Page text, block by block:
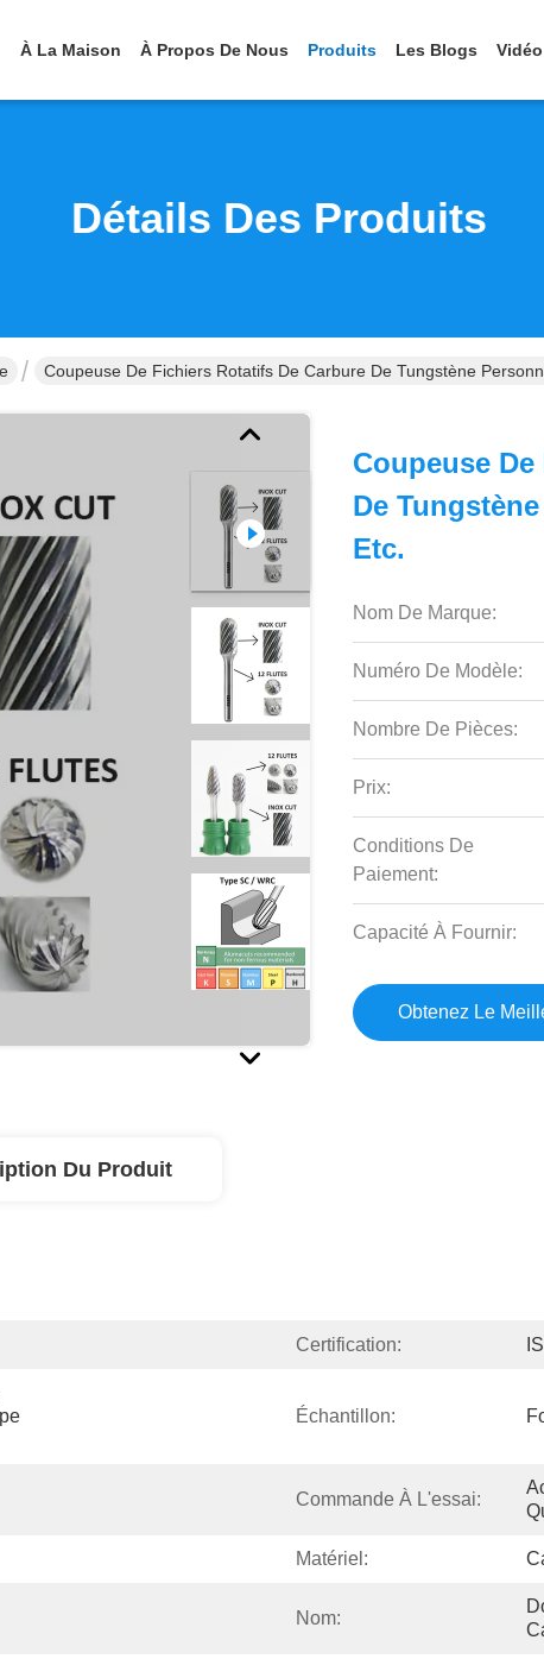
À La Maison À Propos De Nous Produits Les Blogs Vidéo
Détails Des Produits
Coupeuse De Fichiers Rotatifs De Carbure De Tungstène
Coupeuse
De
Etc.
Nom De Marque:
Numéro De Modèle:
Nombre De Pièces:
Prix:
Conditions De
Paiement:
Capacité À Fournir:
Obtenez Le
Du Produit
Certification:
Échantillon:
Commande À L'essai:
Matériel:
Nom: